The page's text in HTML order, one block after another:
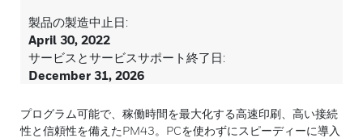
製品の製造中止日:
April 30, 2022
サービスとサービスサポート終了日:
December 31, 2026
プログラム可能で、稼働時間を最大化する高速印刷、高い接続
性と信頼性を備えたPM43。PCを使わずにスピーディーに導入